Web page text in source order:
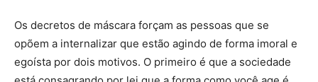
Os decretos de máscara forçam as pessoas que se
opõem a internalizar que estão agindo de forma imoral e
egoísta por dois motivos. O primeiro é que a sociedade